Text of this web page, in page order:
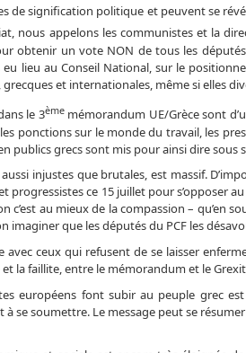
de signification politique et peuvent se
nous appelons les communistes et la
obtenir un vote NON de tous les
eu lieu au Conseil National, sur le
et internationales, même si elles
le 3èmemémorandum UE/Grèce sont
ponctions sur le monde du travail, les
publics grecs sont mis pour ainsi dire
injustes que brutales, est massif.
progressistes ce 15 juillet pour s’opposer
c’est au mieux de la compassion – qu’en
imaginer que les députés du PCF les
avec ceux qui refusent de se laisser
et la faillite, entre le mémorandum et le
européens font subir au peuple grec
se soumettre. Le message peut se